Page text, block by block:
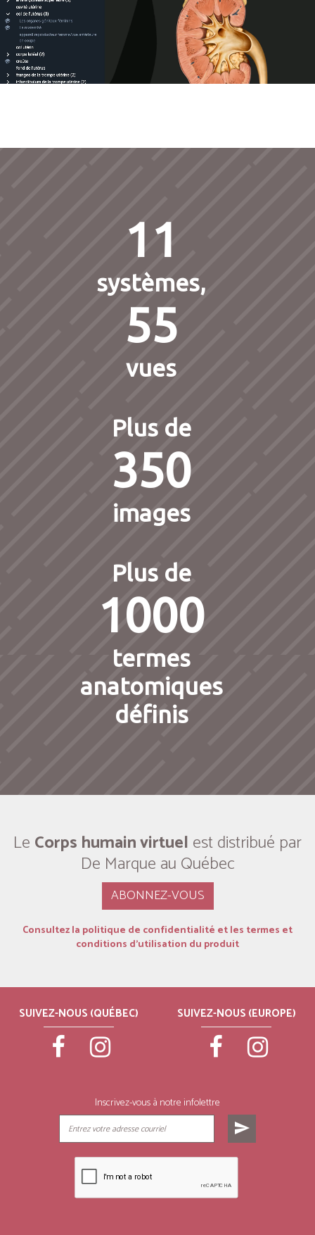
11
systèmes,
55
vues
Plus de
350
images
Plus de
1000
termes
anatomiques
définis
Le Corps humain virtuel est distribué par
De Marque au Québec
ABONNEZ-VOUS
Consultez la politique de confidentialité et les termes et
conditions d’utilisation du produit
SUIVEZ-NOUS (QUÉBEC) SUIVEZ-NOUS (EUROPE)
Inscrivez-vous à notre infolettre
send